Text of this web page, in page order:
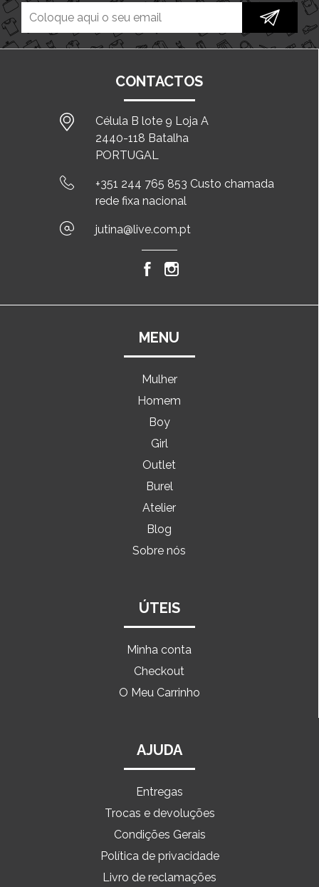
CONTACTOS
Célula B lote 9 Loja A
2440-118 Batalha
PORTUGAL
+351 244 765 853 Custo chamada
rede fixa nacional
jutina@live.com.pt
MENU
Mulher
Homem
Boy
Girl
Outlet
Burel
Atelier
Blog
Sobre nós
ÚTEIS
Minha conta
Checkout
O Meu Carrinho
AJUDA
Entregas
Trocas e devoluções
Condições Gerais
Política de privacidade
Livro de reclamações